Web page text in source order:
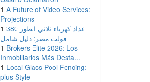
1 A Future of Video Services:
Projections
1 عداد كهرباء ثلاثي الطور 380
فولت مصر: دليل شامل
1 Brokers Elite 2026: Los
Inmobiliarios Más Desta...
1 Local Glass Pool Fencing:
plus Style